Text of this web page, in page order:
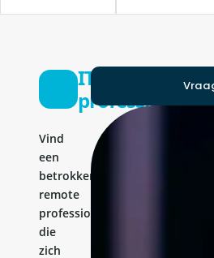
IT-
professional
Vind
een
betrokken
remote
professional
die
zich